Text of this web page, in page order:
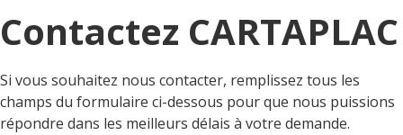
Contactez CARTAPLAC
Si vous souhaitez nous contacter, remplissez tous les
champs du formulaire ci-dessous pour que nous puissions
répondre dans les meilleurs délais à votre demande.